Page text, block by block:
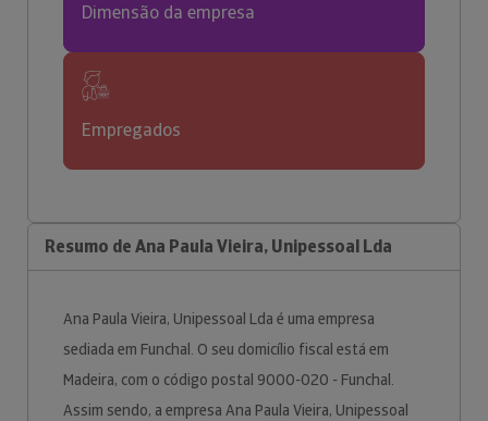
Dimensão da empresa
Empregados
Resumo de Ana Paula Vieira, Unipessoal Lda
Ana Paula Vieira, Unipessoal Lda é uma empresa
sediada em Funchal. O seu domicílio fiscal está em
Madeira, com o código postal 9000-020 - Funchal.
Assim sendo, a empresa Ana Paula Vieira, Unipessoal